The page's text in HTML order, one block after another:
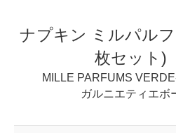
ナプキン ミルパル
枚セット)
MILLE PARFUMS
ガルニエティエボ